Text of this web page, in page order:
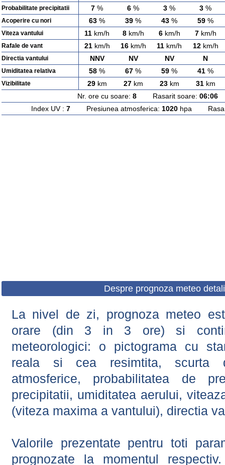
Probabilitate precipitatii 7 % 6 % 3 % 3 %
Acoperire cu nori 63 % 39 % 43 % 59 %
Viteza vantului 11 km/h 8km/h 6km/h 7km/h
Rafale de vant 21km/h 16km/h 11 km/h 12km/h
Directia vantului NNV NV NV N
Umiditatea relativa 58 % 67 % 59 % 41 %
Vizibilitate 29km 27km 23km 31km
Nr. ore cu soare: 8Rasarit soare: 06:06
Index UV : 7Presiunea atmosferica: 1020hpa
Despre prognoza meteo
La nivel de zi, prognoza meteo
orare (din 3 in 3 ore) si
meteorologici: o pictograma cu
reala si cea resimtita, scurta
atmosferice, probabilitatea de
precipitatii, umiditatea aerului,
(viteza maxima a vantului), directia
Valorile prezentate pentru toti
prognozate la momentul